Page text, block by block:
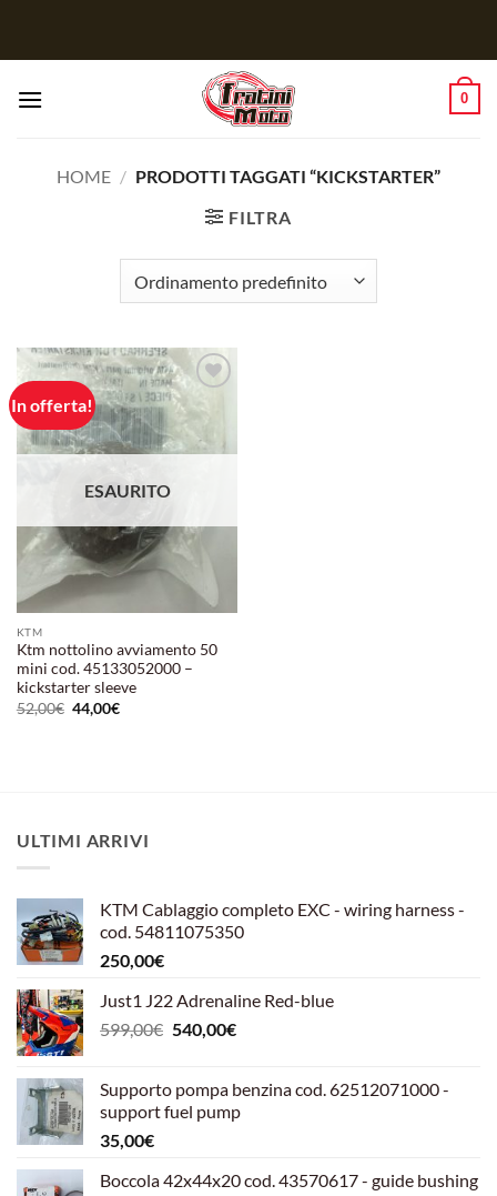
0
HOME / PRODOTTI TAGGATI “KICKSTARTER”
FILTRA
In offerta!
Aggiungi
alla lista
desideri
ESAURITO
KTM
Ktm nottolino avviamento 50
mini cod. 45133052000 –
kickstarter sleeve
52,00€ Il
prezzo
44,00€Il
ULTIMI ARRIVI
KTM Cablaggio completo EXC - wiring harness -
cod. 54811075350
250,00€
Just1 J22 Adrenaline Red-blue
599,00€ Il
era:
599,00€.
540,00€Il
è:
540,00€.
Supporto pompa benzina cod. 62512071000 -
support fuel pump
35,00€
Boccola 42x44x20 cod. 43570617 - guide bushing